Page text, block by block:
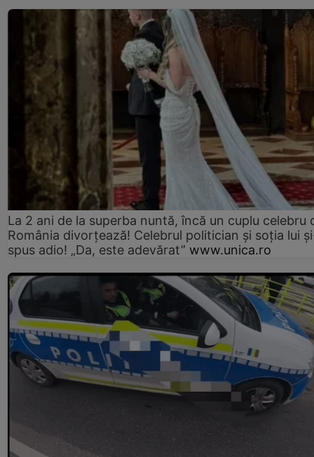
La 2 ani de la superba nuntă, încă un cuplu celebru
România divorțează! Celebrul politician și soția lui
spus adio! „Da, este adevărat” www.unica.ro